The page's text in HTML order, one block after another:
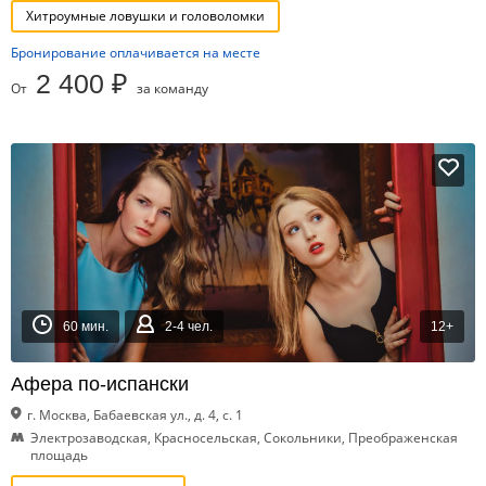
Хитроумные ловушки и головоломки
Бронирование оплачивается на месте
От 2 400 ₽ за команду
60 мин. 2-4 чел. 12+
Афера по-испански
г. Москва, Бабаевская ул., д. 4, с. 1
Электрозаводская, Красносельская, Сокольники, Преображенская
площадь